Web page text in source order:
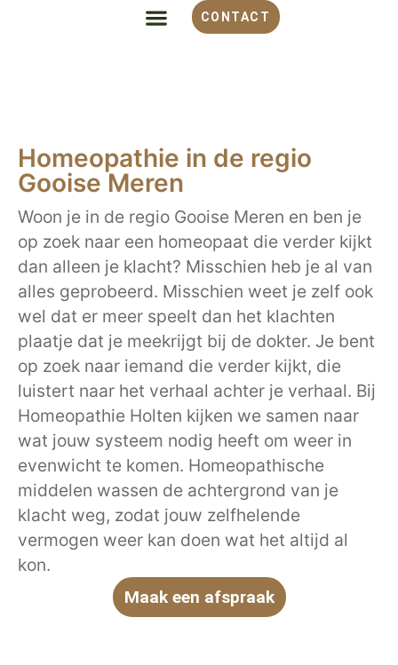
CONTACT
Homeopathie in de regio
Gooise Meren
Woon je in de regio Gooise Meren en ben je
op zoek naar een homeopaat die verder kijkt
dan alleen je klacht? Misschien heb je al van
alles geprobeerd. Misschien weet je zelf ook
wel dat er meer speelt dan het klachten
plaatje dat je meekrijgt bij de dokter. Je bent
op zoek naar iemand die verder kijkt, die
luistert naar het verhaal achter je verhaal. Bij
Homeopathie Holten kijken we samen naar
wat jouw systeem nodig heeft om weer in
evenwicht te komen. Homeopathische
middelen wassen de achtergrond van je
klacht weg, zodat jouw zelfhelende
vermogen weer kan doen wat het altijd al
kon.
Maak een afspraak